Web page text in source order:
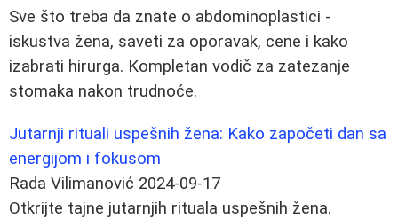
Sve što treba da znate o abdominoplastici -
iskustva žena, saveti za oporavak, cene i kako
izabrati hirurga. Kompletan vodič za zatezanje
stomaka nakon trudnoće.
Jutarnji rituali uspešnih žena: Kako započeti dan sa
energijom i fokusom
Rada Vilimanović 2024-09-17
Otkrijte tajne jutarnjih rituala uspešnih žena.